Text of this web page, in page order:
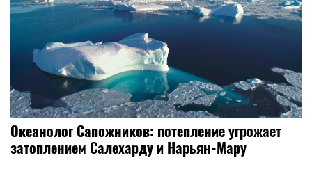
Океанолог Сапожников: потепление угрожает
затоплением Салехарду и Нарьян-Мару